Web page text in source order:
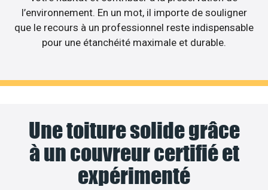
l’environnement. En un mot, il importe de souligner
que le recours à un professionnel reste indispensable
pour une étanchéité maximale et durable.
Une toiture solide grâce
à un couvreur certifié et
expérimenté